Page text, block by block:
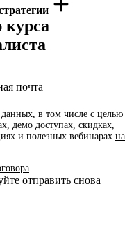
почта
в том числе с целью
демо доступах, скидках,
и полезных вебинарах на
отправить снова